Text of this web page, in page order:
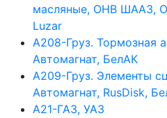
масляные, ОНВ ШААЗ,
Luzar
А208-Груз. Тормозная
Автомагнат, БелАК
А209-Груз. Элементы
Автомагнат, RusDisk,
А21-ГАЗ, УАЗ